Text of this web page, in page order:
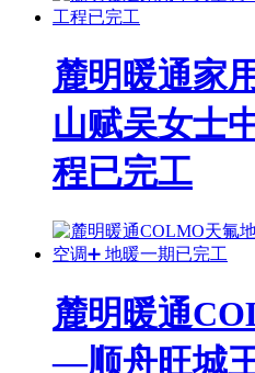
麓明暖通家
山赋吴女士
程已完工
麓明暖通
—顺舟旺城